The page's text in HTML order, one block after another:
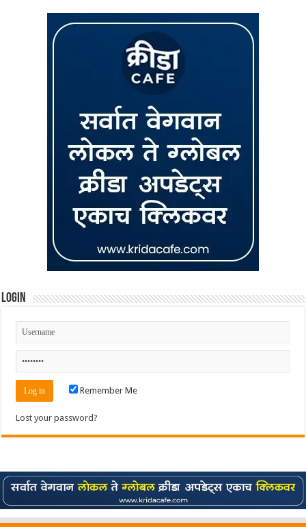
Login
Remember Me
Lost your password?